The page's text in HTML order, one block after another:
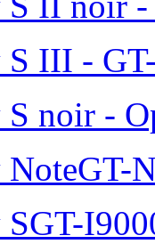
S III -
S noir -
NoteGT-
SGT-